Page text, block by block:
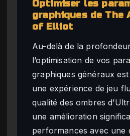
Optimiser les
graphiques de The
of Elliot
Au-delà de la
l’optimisation de vos
graphiques généraux
une expérience de jeu
qualité des ombres
une amélioration
performances avec une